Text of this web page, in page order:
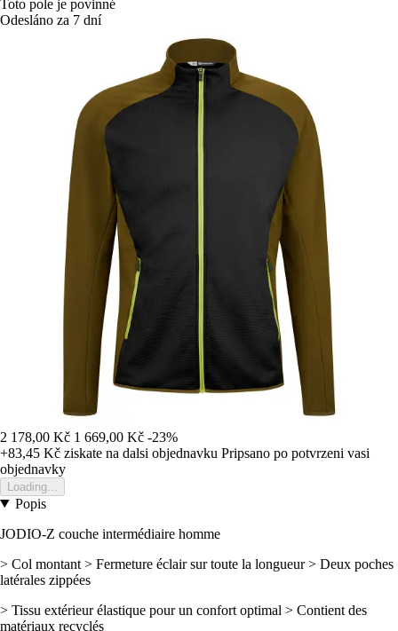
Toto pole je povinné
Odesláno za 7 dní
2 178,00 Kč 1 669,00 Kč -23%
+83,45 Kč ziskate na dalsi objednavku Pripsano po potvrzeni vasi
objednavky
Loading...
Popis
JODIO-Z couche intermédiaire homme
> Col montant > Fermeture éclair sur toute la longueur > Deux poches
latérales zippées
> Tissu extérieur élastique pour un confort optimal > Contient des
matériaux recyclés